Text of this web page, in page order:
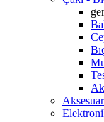
Aksesuar